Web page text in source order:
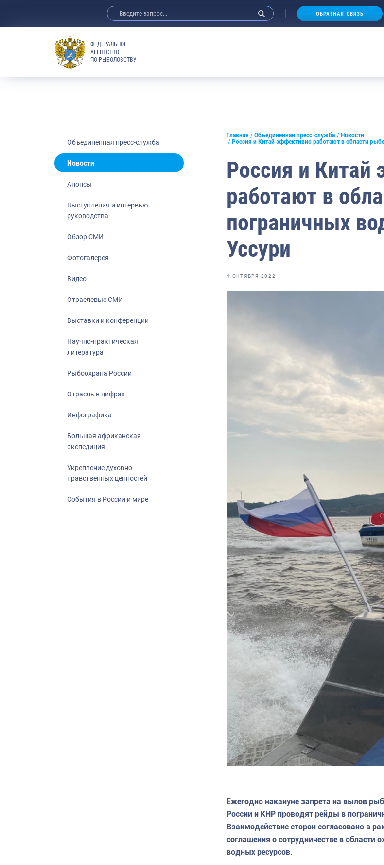
Анонсы
Отраслевые СМИ
Выставки и конференции
Научно-практическая литература
Рыбоохрана России
Отрасль в цифрах
Большая африканская экспедиция
События в России и мире
ОБРАТНАЯ СВЯЗЬ
ФЕДЕРАЛЬНОЕ
АГЕНТСТВО
ПО РЫБОЛОВСТВУ
Объединенная пресс-служба
Новости
Анонсы
Выступления и интервью
руководства
Обзор СМИ
Фотогалерея
Видео
Отраслевые СМИ
Выставки и конференции
Научно-практическая
литература
Рыбоохрана России
Отрасль в цифрах
Инфографика
Большая африканская
экспедиция
Укрепление духовно-
нравственных ценностей
События в России и мире
Главная Объединенная пресс-служба
Новости
Россия и Китай эффективно работают в области
Россия и Китай
работают в
пограничных
Уссури
4 ОКТЯБРЯ 2022
Ежегодно накануне запрета на вылов
России и КНР проводят рейды в
Взаимодействие сторон согласовано в
соглашения о сотрудничестве в области
водных ресурсов.